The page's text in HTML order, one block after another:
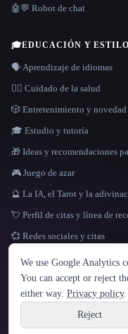
IDIOMA
English español
Hindi
🤖💬 Robot de chat
🎓EDUCACIÓN Y
🗣️ Aprendizaje de idiomas
👩‍⚕️ Cuidado de la salud
🎲 Entretenimiento y novedad
🎓 Estudio y tutoría
🎁 Ideas y recomendaciones
🎮 Juego de azar
🔮 La IA, el Tarot y la
💘 Perfil de citas y línea de
💞 Redes sociales y citas
Site information
© 2026 That AI Collection. Todos
política de privacidad·
build de3d624c
We use Google Analytics
You can accept or reject
either way. Privacy policy.
Reject